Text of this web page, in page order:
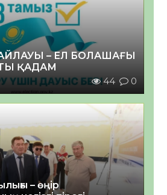
– ЕЛ БОЛАШАҒЫ
ҚАДАМ
44 0
– өңір